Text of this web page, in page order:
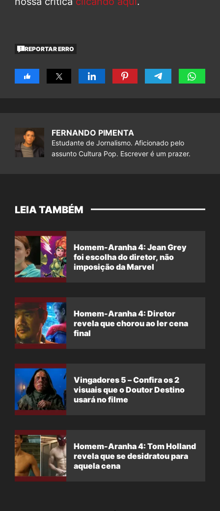
REPORTAR ERRO
FERNANDO PIMENTA
Estudante de Jornalismo. Aficionado pelo
assunto Cultura Pop. Escrever é um prazer.
LEIA TAMBÉM
Homem-Aranha 4: Jean Grey
foi escolha do diretor, não
imposição da Marvel
Homem-Aranha 4: Diretor
revela que chorou ao ler cena
final
Vingadores 5 – Confira os 2
visuais que o Doutor Destino
usará no filme
Homem-Aranha 4: Tom Holland
revela que se desidratou para
aquela cena